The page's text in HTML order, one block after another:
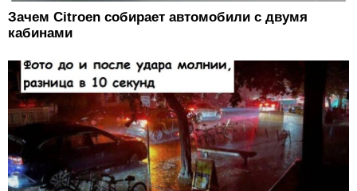
Зачем Citroen собирает автомобили с двумя
кабинами